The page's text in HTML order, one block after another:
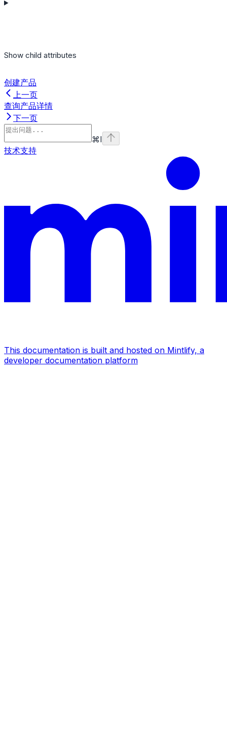
Show child attributes
创建产品
上一页
查询产品详情
下一页
⌘I
技术支持
This documentation is built and hosted on Mintlify, a
developer documentation platform